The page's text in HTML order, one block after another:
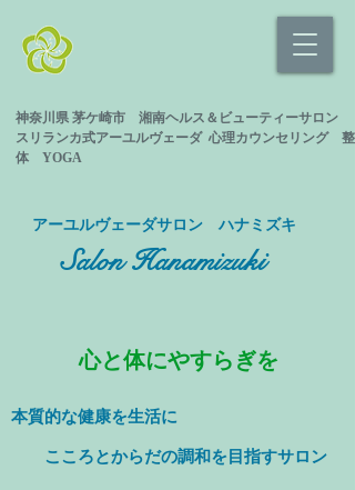
神奈川県 茅ケ崎市 湘南ヘルス＆ビューティーサロン
スリランカ式アーユルヴェーダ 心理カウンセリング 整
体 YOGA
​アーユルヴェーダサロン ハナミズキ
Salon Hanamizuki
心と体にやすらぎを
本質的な健康を生活に
​ こころとからだの調和を目指すサロン